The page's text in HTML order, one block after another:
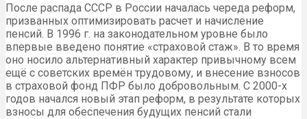
После распада СССР в России началась череда реформ,
призванных оптимизировать расчет и начисление
пенсий. В 1996 г. на законодательном уровне было
впервые введено понятие «страховой стаж». В то время
оно носило альтернативный характер привычному всем
ещё с советских времён трудовому, и внесение взносов
в страховой фонд ПФР было добровольным. С 2000-х
годов начался новый этап реформ, в результате которых
взносы для обеспечения будущих пенсий стали